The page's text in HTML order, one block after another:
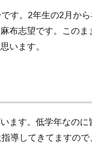
す。 2年生の2 月か
布志望です。この
います。
ます。低学年なの
導してきてますの